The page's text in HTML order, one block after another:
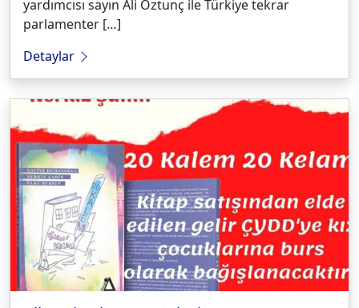
yardımcısı sayın Ali Öztunç ile Türkiye tekrar
parlamenter […]
Detaylar